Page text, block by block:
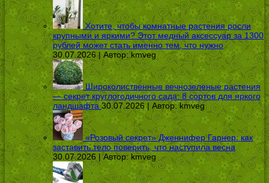
Хотите, чтобы комнатные растения росли
крупными и яркими? Этот медный аксессуар за 1300
рублей может стать именно тем, что нужно
30.07.2026 | Автор:kmveg
Широколиственные вечнозеленые растения
— секрет круглогодичного сада: 8 сортов для яркого
ландшафта 30.07.2026 | Автор:kmveg
«Розовый секрет» Дженнифер Гарнер: как
заставить тело поверить, что наступила весна
30.07.2026 | Автор:kmveg